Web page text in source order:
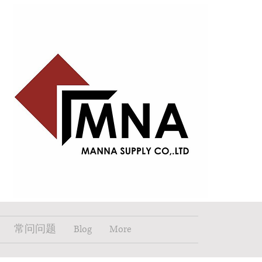
常问问题 Blog More